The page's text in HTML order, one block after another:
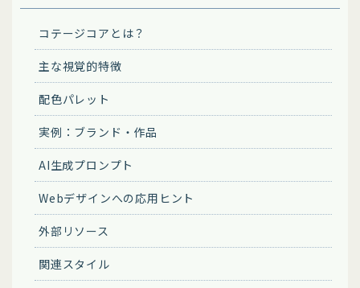
コテージコアとは？
主な視覚的特徴
配色パレット
実例：ブランド・作品
AI生成プロンプト
Webデザインへの応用ヒント
外部リソース
関連スタイル